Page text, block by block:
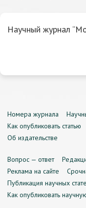
Научный журнал
Номера журнала
Как опубликовать статью
Об издательстве
Вопрос — ответ
Реклама на сайте
Публикация научных
Как опубликовать